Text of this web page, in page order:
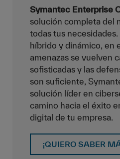
Symantec Enterprise
solución completa del
todas tus
híbrido y dinámico, en
amenazas se vuelven
sofisticadas y las
son suficiente,
solución líder en
camino hacia el éxito
digital de tu empresa.
¡QUIERO SABER